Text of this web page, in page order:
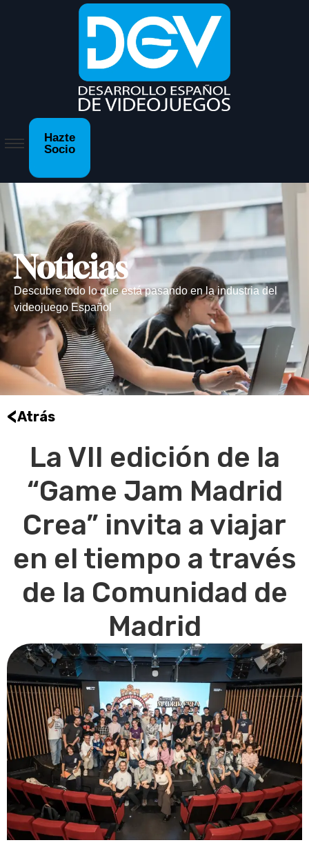
Hazte
Socio
Noticias
Descubre todo lo que está pasando en la industria del
videojuego Español
<Atrás
La VII edición de la
“Game Jam Madrid
Crea” invita a viajar
en el tiempo a través
de la Comunidad de
Madrid